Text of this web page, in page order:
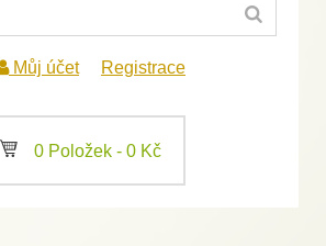
Můj účet Registrace
a 0 Položek - 0 Kč